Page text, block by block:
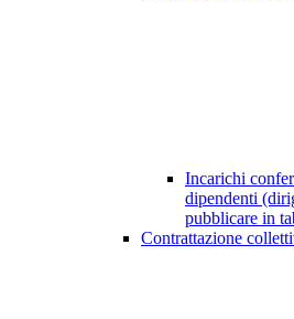
Incarichi
dipendenti
pubblicare in
Contrattazione